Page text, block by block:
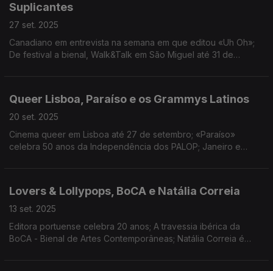
Suplicantes
27 set. 2025
Canadiano em entrevista na semana em que editou «Uh Oh»;
De festival a bienal, Walk&Talk em São Miguel até 31 de
Queer Lisboa, Paraíso e os Grammys Latinos
20 set. 2025
Cinema queer em Lisboa até 27 de setembro; «Paraíso»
celebra 50 anos da Independência dos PALOP; Janeiro e
Lovers & Lollypops, BoCA e Natália Correia
13 set. 2025
Editora portuense celebra 20 anos; A travessia ibérica da
BoCA - Bienal de Artes Contemporâneas; Natália Correia é